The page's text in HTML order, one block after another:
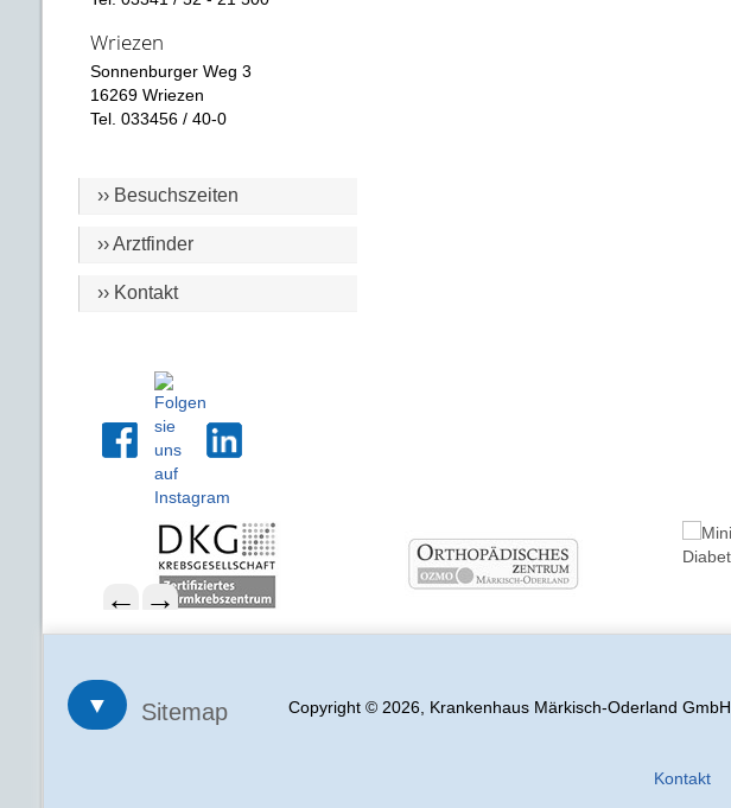
Wriezen
Sonnenburger Weg 3
16269 Wriezen
Tel. 033456 / 40-0
›› Besuchszeiten
›› Arztfinder
›› Kontakt
→
←
▼ Sitemap Copyright © 2026, Krankenhaus Märkisch-Oderland GmbH
Kontakt